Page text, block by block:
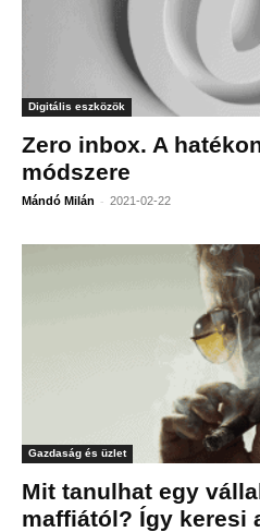
Digitális eszközök
Zero inbox. A
módszere
Mándó Milán - 2021-02-22
Gazdaság és üzlet
Mit tanulhat egy
maffiától? Így keresi